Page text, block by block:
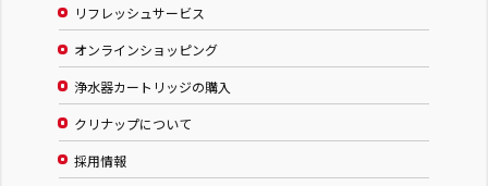
リフレッシュサービス
オンラインショッピング
浄水器カートリッジの購入
クリナップについて
採用情報